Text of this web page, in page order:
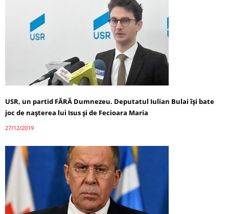
USR, un partid FĂRĂ Dumnezeu. Deputatul Iulian Bulai își bate
joc de nașterea lui Isus și de Fecioara Maria
27/12/2019